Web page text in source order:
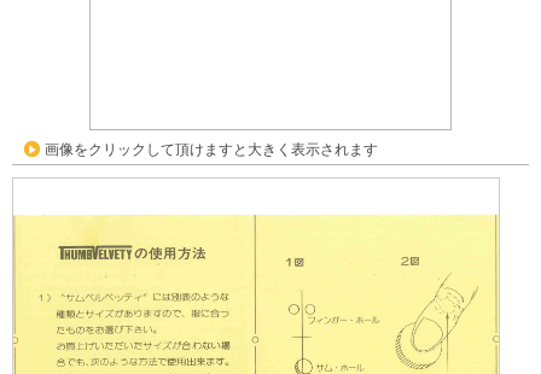
画像をクリックして頂けますと大きく表示されます